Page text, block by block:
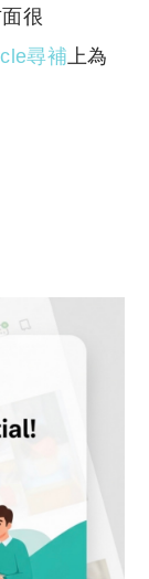
k
p
很
尋補上為